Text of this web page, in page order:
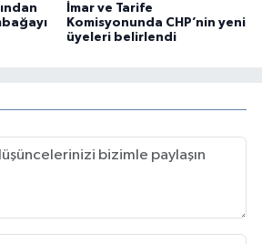
İmar ve Tarife
Komisyonunda CHP’nin yeni
üyeleri belirlendi